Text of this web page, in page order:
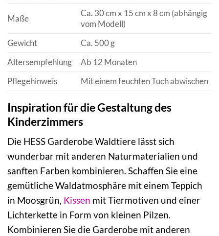
Maße
Ca. 30 cm x 15 cm x 8 cm (abhängig
vom Modell)
Gewicht
Ca. 500 g
Altersempfehlung
Ab 12 Monaten
Pflegehinweis
Mit einem feuchten Tuch abwischen
Inspiration für die Gestaltung des
Kinderzimmers
Die HESS Garderobe Waldtiere lässt sich
wunderbar mit anderen Naturmaterialien und
sanften Farben kombinieren. Schaffen Sie eine
gemütliche Waldatmosphäre mit einem Teppich
in Moosgrün, Kissen mit Tiermotiven und einer
Lichterkette in Form von kleinen Pilzen.
Kombinieren Sie die Garderobe mit anderen